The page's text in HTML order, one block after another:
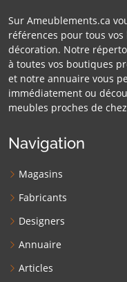
Sur Ameublements.ca
références pour tous
décoration. Notre
à toutes vos boutiques
et notre annuaire vous
immédiatement ou
meubles proches de
Navigation
Magasins
Fabricants
Designers
Annuaire
Articles